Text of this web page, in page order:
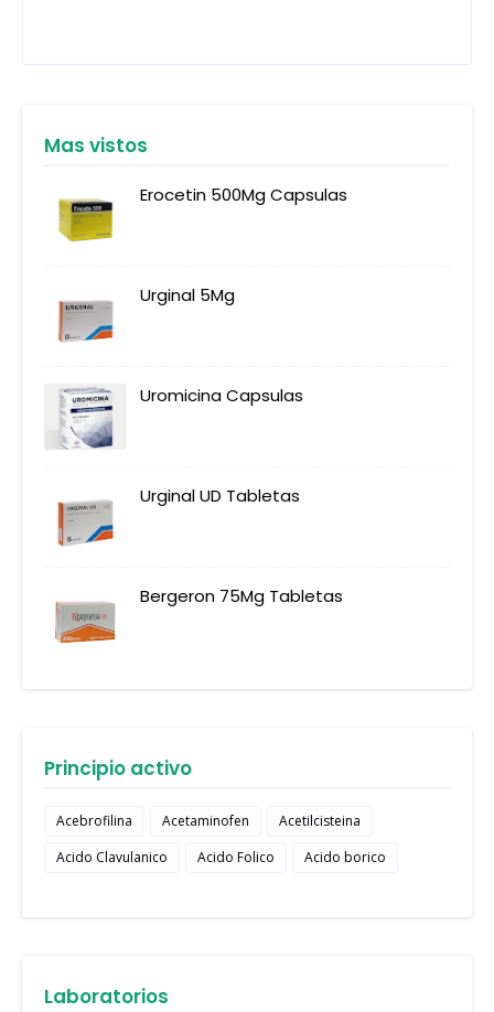
Mas vistos
Erocetin 500Mg Capsulas
Urginal 5Mg
Uromicina Capsulas
Urginal UD Tabletas
Bergeron 75Mg Tabletas
Principio activo
Acebrofilina Acetaminofen
Acetilcisteina
Acido Clavulanico
Acido Folico Acido borico
Laboratorios